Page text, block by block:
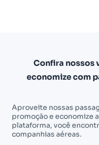
Confira nossos
economize com
Aproveite nossas
promoção e economize
plataforma, você
companhias aéreas.